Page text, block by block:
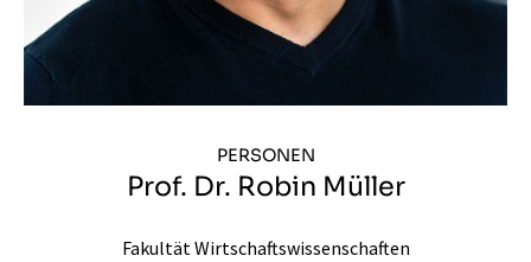
PERSONEN
Prof. Dr. Robin Müller
Fakultät Wirtschaftswissenschaften